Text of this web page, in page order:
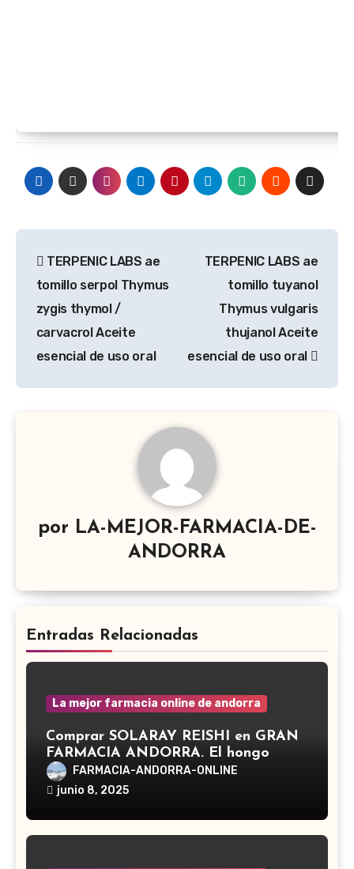
de
entradas
TERPENIC LABS ae
tomillo serpol Thymus
zygis thymol /
carvacrol Aceite
esencial de uso oral
TERPENIC LABS ae
tomillo tuyanol
Thymus vulgaris
thujanol Aceite
esencial de uso oral
por LA-MEJOR-FARMACIA-DE-
ANDORRA
Entradas Relacionadas
La mejor farmacia online de andorra
Comprar SOLARAY REISHI en GRAN
FARMACIA ANDORRA. El hongo
Reishi, cuyo nombre científico es
Ganoderma lucidum, es un hongo
en la medicina tradicional asiática
FARMACIA-ANDORRA-ONLINE
junio 8, 2025